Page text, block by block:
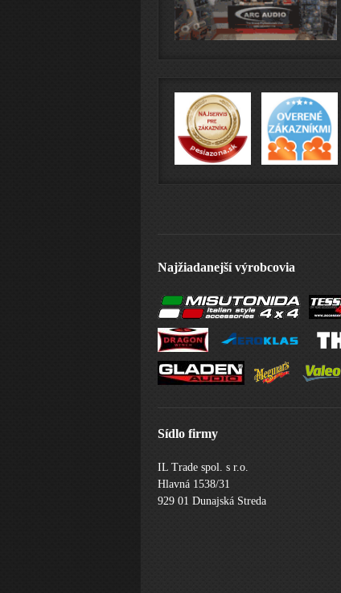
Najžiadanejší výrobcovia
Sídlo firmy
IL Trade spol. s r.o.
Hlavná 1538/31
929 01 Dunajská Streda